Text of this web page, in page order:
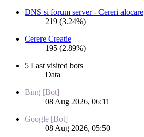
DNS si forum server - Cereri alocare
219 (3.24%)
Cerere Creatie
195 (2.89%)
5 Last visited bots
Data
Bing [Bot]
08 Aug 2026, 06:11
Google [Bot]
08 Aug 2026, 05:50